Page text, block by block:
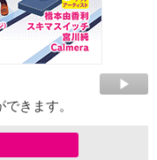
きます。